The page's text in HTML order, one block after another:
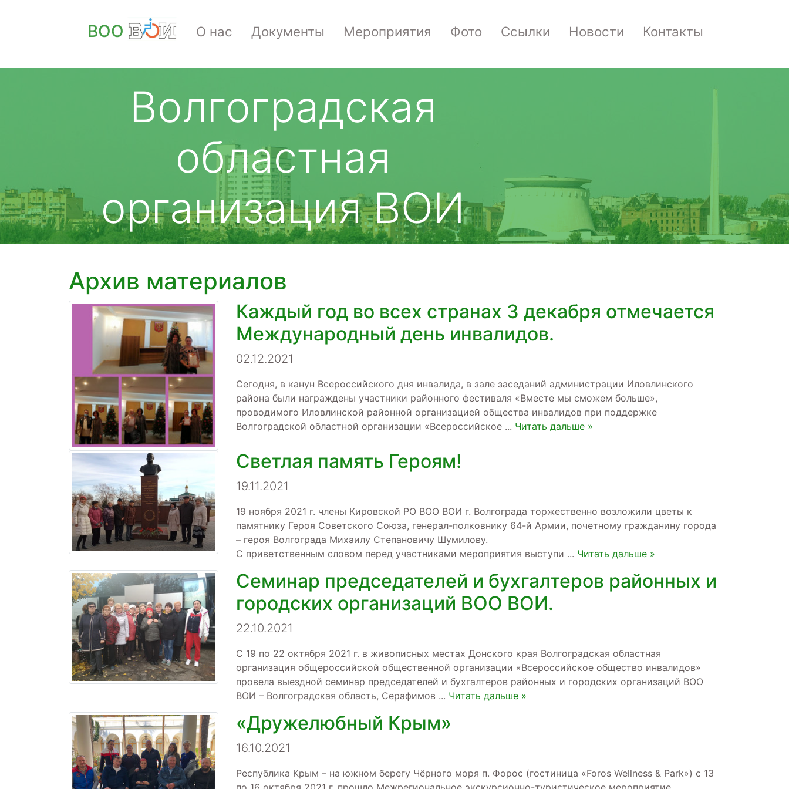
ВОО О нас Документы Мероприятия Фото Ссылки Новости Контакты
Волгоградская
областная
организация ВОИ
Архив материалов
Каждый год во всех странах 3 декабря отмечается
Международный день инвалидов.
02.12.2021
Сегодня, в канун Всероссийского дня инвалида, в зале заседаний администрации Иловлинского
района были награждены участники районного фестиваля «Вместе мы сможем больше»,
проводимого Иловлинской районной организацией общества инвалидов при поддержке
Волгоградской областной организации «Всероссийское ... Читать дальше »
Светлая память Героям!
19.11.2021
19 ноября 2021 г. члены Кировской РО ВОО ВОИ г. Волгограда торжественно возложили цветы к
памятнику Героя Советского Союза, генерал-полковнику 64-й Армии, почетному гражданину города
– героя Волгограда Михаилу Степановичу Шумилову.
С приветственным словом перед участниками мероприятия выступи ... Читать дальше »
Семинар председателей и бухгалтеров районных и
городских организаций ВОО ВОИ.
22.10.2021
С 19 по 22 октября 2021 г. в живописных местах Донского края Волгоградская областная
организация общероссийской общественной организации «Всероссийское общество инвалидов»
провела выездной семинар председателей и бухгалтеров районных и городских организаций ВОО
ВОИ – Волгоградская область, Серафимов ... Читать дальше »
«Дружелюбный Крым»
16.10.2021
Республика Крым – на южном берегу Чёрного моря п. Форос (гостиница «Foros Wellness & Park») с 13